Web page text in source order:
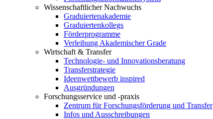
Wissenschaftlicher Nachwuchs
Graduiertenakademie
Graduiertenkollegs
Förderprogramme
Verleihung Akademischer Grade
Wirtschaft & Transfer
Technologie- und Innovationsberatung
Transferstrategie
Ideenwettbewerb inspired
Ausgründungen
Forschungsservice und -praxis
Zentrum für Forschungsförderung und Transfer
Infos und Ausschreibungen